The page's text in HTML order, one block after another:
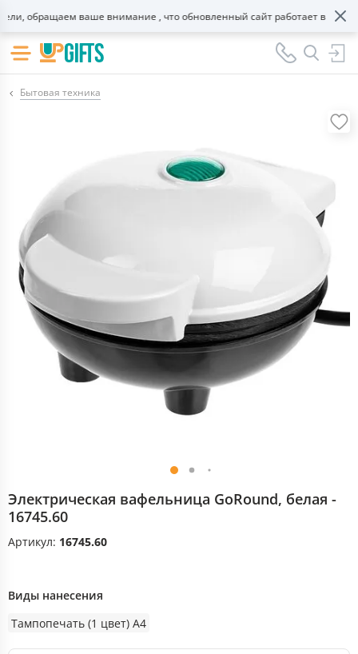
обращаем ваше внимание , что обновленный сайт работает в
Бытовая техника
Электрическая вафельница GoRound, белая -
16745.60
Артикул: 16745.60
Виды нанесения
Тампопечать (1 цвет) A4